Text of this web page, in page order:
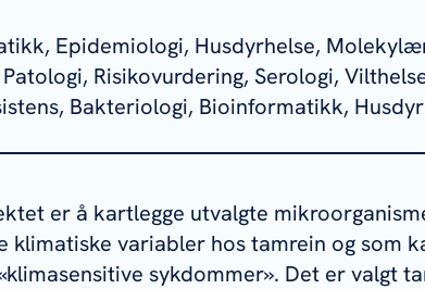
Epidemiologi, Husdyrhelse,
Risikovurdering, Serologi,
Bakteriologi, Bioinformatikk,
er å kartlegge utvalgte
klimatiske variabler hos tamrein og som
sykdommer». Det er valgt